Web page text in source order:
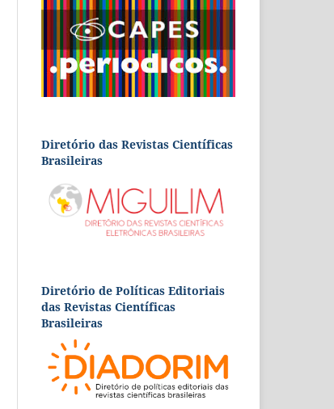
Diretório das Revistas Científicas
Brasileiras
Diretório de Políticas Editoriais
das Revistas Científicas
Brasileiras